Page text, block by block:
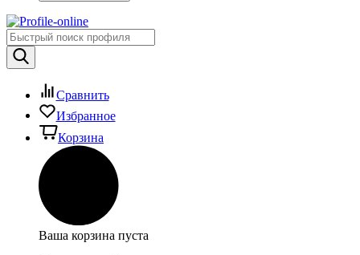
Сравнить
Избранное
Корзина
Ваша корзина пуста